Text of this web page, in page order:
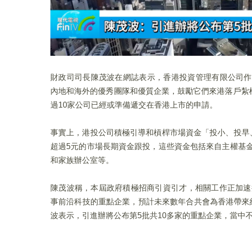
財政司司長陳茂波在網誌表示，香港投資管理有限公司
內地和海外的優秀團隊和優質企業，鼓勵它們來港落戶
過10家公司已經或準備遞交在香港上市的申請。
事實上，港投公司積極引導和槓桿市場資金「投小、投
超過5元的市場長期資金跟投，這些資金包括來自主權基
和家族辦公室等。
陳茂波稱，本屆政府積極招商引資引才，相關工作正加
事前沿科技的重點企業，預計未來數年合共會為香港帶
波表示，引進辦將公布第5批共10多家的重點企業，當中